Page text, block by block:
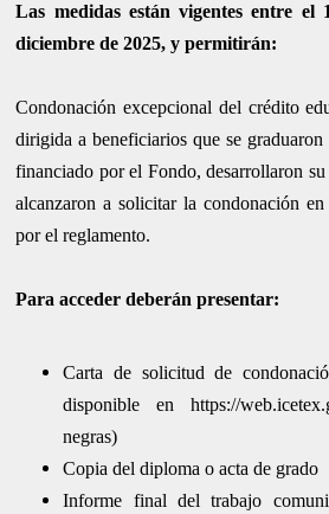
Las medidas están vigentes entre
diciembre de 2025, y permitirán:
​Condonación excepcional del crédito
dirigida a beneficiarios que se
financiado por el Fondo, desarrollaron
alcanzaron a solicitar la condonación
por el reglamento.
Para acceder deberán presentar:
Carta de solicitud de
disponible en https://
negras)
Copia del diploma o acta de grado
Informe final del trabajo